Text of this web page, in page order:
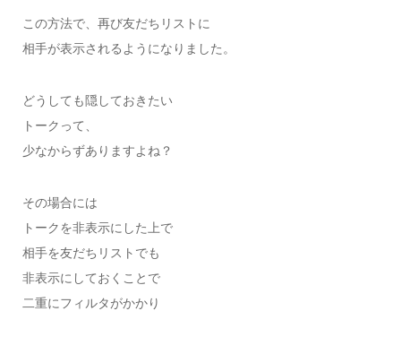
この方法で、再び友だちリストに
相手が表示されるようになりました。
どうしても隠しておきたい
トークって、
少なからずありますよね？
その場合には
トークを非表示にした上で
相手を友だちリストでも
非表示にしておくことで
二重にフィルタがかかり